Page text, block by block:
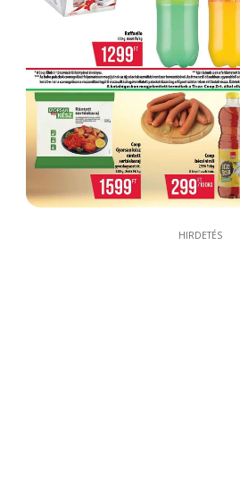
HIRDETÉS